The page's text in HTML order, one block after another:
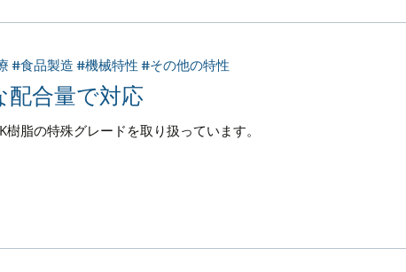
#食品製造 #機械特性 #その他の特性
配合量で対応
脂の特殊グレードを取り扱っています。